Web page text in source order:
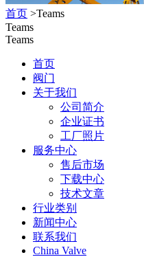
首页 >Teams
Teams
Teams
首页
阀门
关于我们
公司简介
企业证书
工厂照片
服务中心
售后市场
下载中心
技术文章
行业类别
新闻中心
联系我们
China Valve